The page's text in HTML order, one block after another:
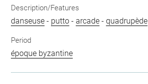
Description/Features
danseuse - putto -arcade -quadrupède
Period
époque byzantine